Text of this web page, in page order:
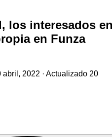
los interesados
en Funza
abril, 2022 · Actualizado 20